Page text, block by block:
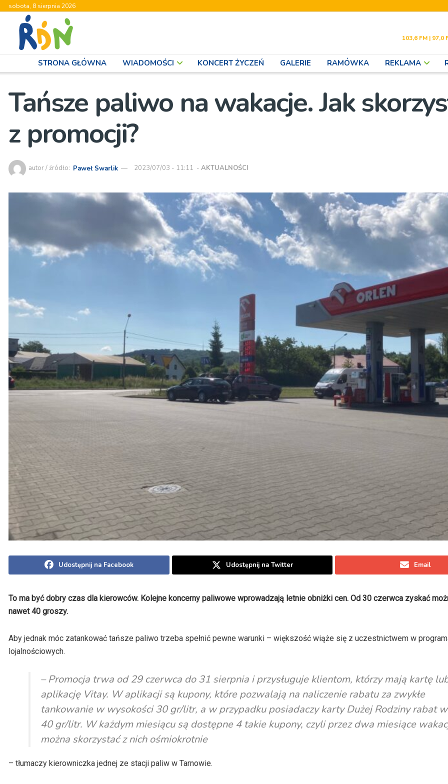
sobota, 8 sierpnia 2026
103,6 FM | 97,0
STRONA GŁÓWNA WIADOMOŚCI KONCERT ŻYCZEŃ GALERIE RAMÓWKA REKLAMA
Tańsze paliwo na wakacje. Jak
z promocji?
autor / źródło: Paweł Swarlik 2023/07/03 - 11:11 - AKTUALNOŚCI
Udostępnij na Facebook Udostępnij na Twitter Email
To ma być dobry czas dla kierowców. Kolejne koncerny paliwowe wprowadzają letnie obniżki cen. Od 30 czerwca zyskać
nawet 40 groszy.
Aby jednak móc zatankować tańsze paliwo trzeba spełnić pewne warunki – większość wiąże się z uczestnictwem w
lojalnościowych.
– Promocja trwa od 29 czerwca do 31 sierpnia i przysługuje klientom, którzy mają kartę
aplikację Vitay. W aplikacji są kupony, które pozwalają na naliczenie rabatu za zwykłe
tankowanie w wysokości 30 gr/litr, a w przypadku posiadaczy karty Dużej Rodziny rabat
40 gr/litr. W każdym miesiącu są dostępne 4 takie kupony, czyli przez dwa miesiące
można skorzystać z nich ośmiokrotnie
– tłumaczy kierowniczka jednej ze stacji paliw w Tarnowie.